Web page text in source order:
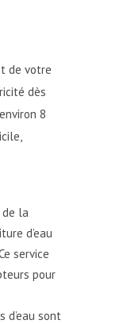
de votre
dès
8
de la
d’eau
service
pour
d’eau sont